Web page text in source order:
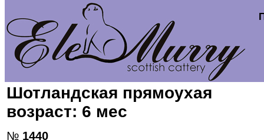
Шотландская прямоухая
возраст: 6 мес
№ 1440